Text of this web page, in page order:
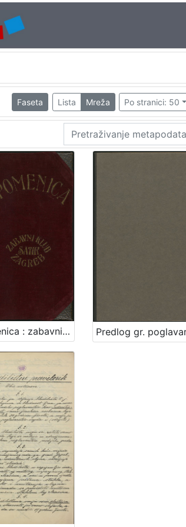
Faseta Lista Mreža Po stranici: 50
Spomenica : zabavni klub Satir, Zagreb